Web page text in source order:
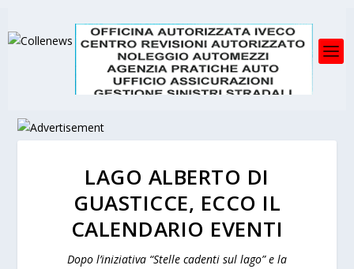
LAGO ALBERTO DI
GUASTICCE, ECCO IL
CALENDARIO EVENTI
Dopo l’iniziativa “Stelle cadenti sul lago” e la